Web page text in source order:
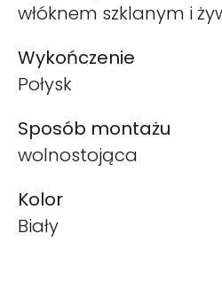
włóknem szklanym i
Wykończenie
Połysk
Sposób montażu
wolnostojąca
Kolor
Biały